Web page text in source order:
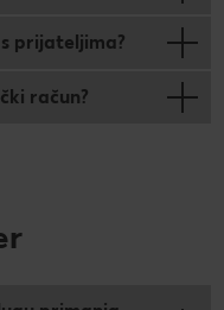
prijateljima?
račun?